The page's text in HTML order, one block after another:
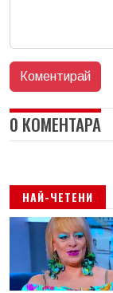
0 КОМЕНТАРА
НАЙ-ЧЕТЕНИ